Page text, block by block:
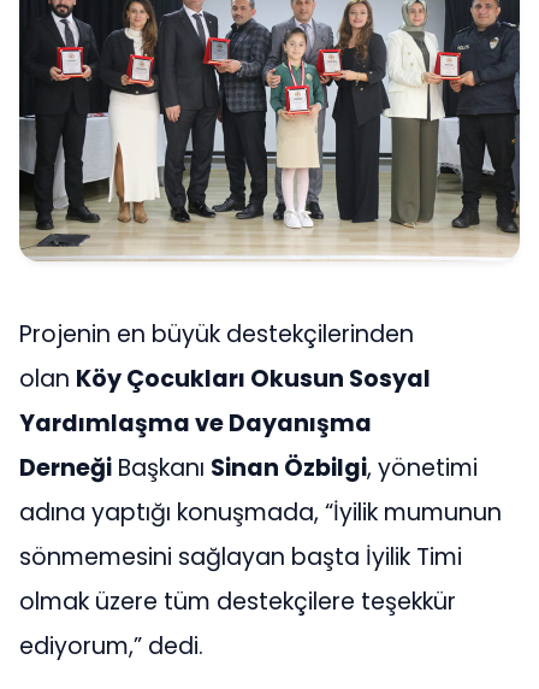
Projenin en büyük destekçilerinden
olan Köy Çocukları Okusun Sosyal
Yardımlaşma ve Dayanışma
Derneği Başkanı Sinan Özbilgi, yönetimi
adına yaptığı konuşmada, “İyilik mumunun
sönmemesini sağlayan başta İyilik Timi
olmak üzere tüm destekçilere teşekkür
ediyorum,” dedi.